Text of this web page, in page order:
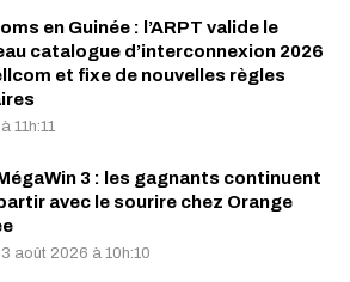
en Guinée : l’ARPT valide le
catalogue d’interconnexion 2026
et fixe de nouvelles règles
11h:11
3 : les gagnants continuent
avec le sourire chez Orange
août 2026 à 10h:10